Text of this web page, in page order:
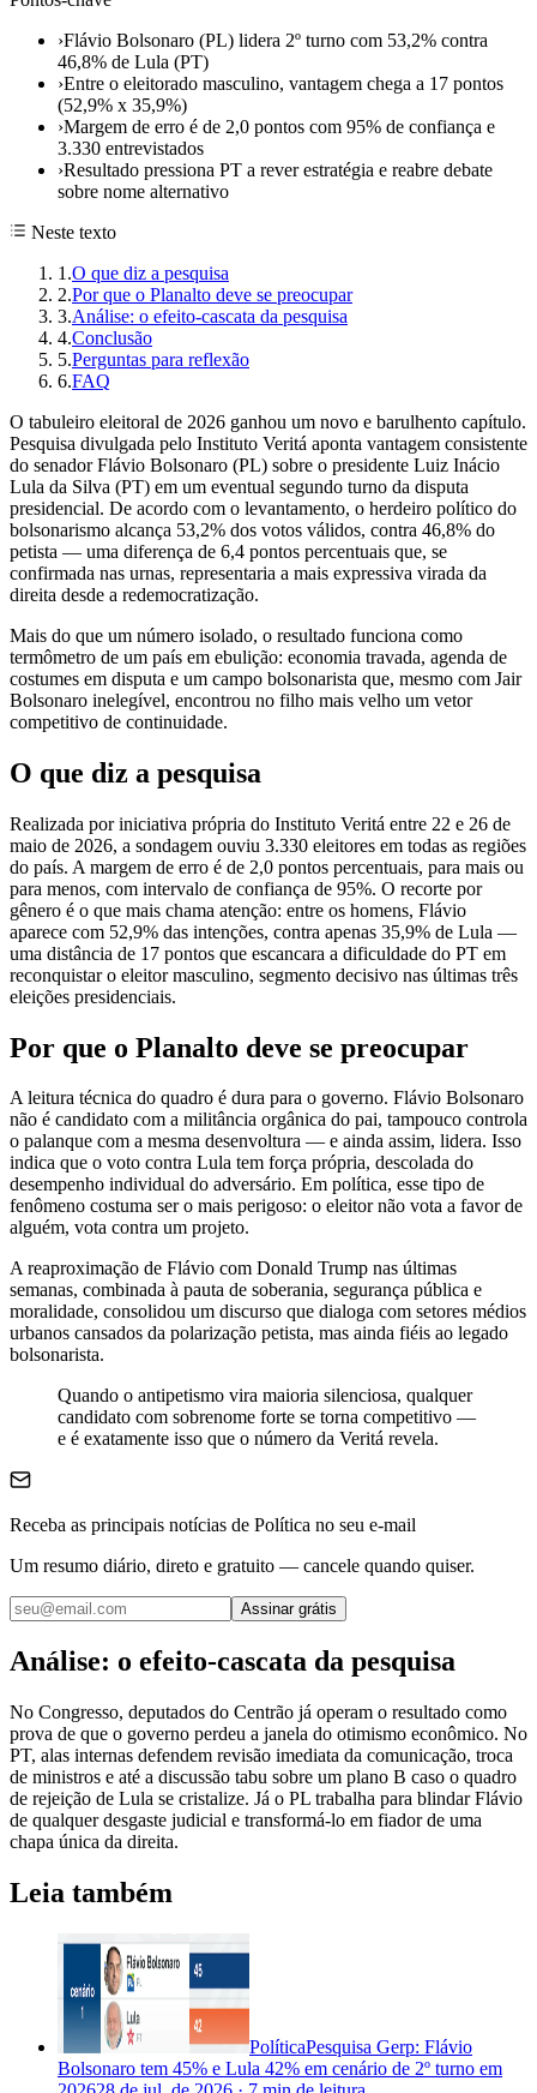
›Flávio Bolsonaro (PL) lidera 2º turno com 53,2% contra
46,8% de Lula (PT)
›Entre o eleitorado masculino, vantagem chega a 17 pontos
(52,9% x 35,9%)
›Margem de erro é de 2,0 pontos com 95% de confiança e
3.330 entrevistados
›Resultado pressiona PT a rever estratégia e reabre debate
sobre nome alternativo
Neste texto
1 .O que diz a pesquisa
2.Por que o Planalto deve se preocupar
3.Análise: o efeito-cascata da pesquisa
4.Conclusão
5.Perguntas para reflexão
6.FAQ
O tabuleiro eleitoral de 2026 ganhou um novo e barulhento capítulo.
Pesquisa divulgada pelo Instituto Veritá aponta vantagem consistente
do senador Flávio Bolsonaro (PL) sobre o presidente Luiz Inácio
Lula da Silva (PT) em um eventual segundo turno da disputa
presidencial. De acordo com o levantamento, o herdeiro político do
bolsonarismo alcança 53,2% dos votos válidos, contra 46,8% do
petista — uma diferença de 6,4 pontos percentuais que, se
confirmada nas urnas, representaria a mais expressiva virada da
direita desde a redemocratização.
Mais do que um número isolado, o resultado funciona como
termômetro de um país em ebulição: economia travada, agenda de
costumes em disputa e um campo bolsonarista que, mesmo com Jair
Bolsonaro inelegível, encontrou no filho mais velho um vetor
competitivo de continuidade.
O que diz a pesquisa
Realizada por iniciativa própria do Instituto Veritá entre 22 e 26 de
maio de 2026, a sondagem ouviu 3.330 eleitores em todas as regiões
do país. A margem de erro é de 2,0 pontos percentuais, para mais ou
para menos, com intervalo de confiança de 95%. O recorte por
gênero é o que mais chama atenção: entre os homens, Flávio
aparece com 52,9% das intenções, contra apenas 35,9% de Lula —
uma distância de 17 pontos que escancara a dificuldade do PT em
reconquistar o eleitor masculino, segmento decisivo nas últimas três
eleições presidenciais.
Por que o Planalto deve se preocupar
A leitura técnica do quadro é dura para o governo. Flávio Bolsonaro
não é candidato com a militância orgânica do pai, tampouco controla
o palanque com a mesma desenvoltura — e ainda assim, lidera. Isso
indica que o voto contra Lula tem força própria, descolada do
desempenho individual do adversário. Em política, esse tipo de
fenômeno costuma ser o mais perigoso: o eleitor não vota a favor de
alguém, vota contra um projeto.
A reaproximação de Flávio com Donald Trump nas últimas
semanas, combinada à pauta de soberania, segurança pública e
moralidade, consolidou um discurso que dialoga com setores médios
urbanos cansados da polarização petista, mas ainda fiéis ao legado
bolsonarista.
Quando o antipetismo vira maioria silenciosa, qualquer
candidato com sobrenome forte se torna competitivo —
e é exatamente isso que o número da Veritá revela.
Receba as principais notícias de Política no seu e-mail
Um resumo diário, direto e gratuito — cancele quando quiser.
Assinar grátis
Análise: o efeito-cascata da pesquisa
No Congresso, deputados do Centrão já operam o resultado como
prova de que o governo perdeu a janela do otimismo econômico. No
PT, alas internas defendem revisão imediata da comunicação, troca
de ministros e até a discussão tabu sobre um plano B caso o quadro
de rejeição de Lula se cristalize. Já o PL trabalha para blindar Flávio
de qualquer desgaste judicial e transformá-lo em fiador de uma
chapa única da direita.
Leia também
PolíticaPesquisa Gerp: Flávio
Bolsonaro tem 45% e Lula 42% em cenário de 2º turno em